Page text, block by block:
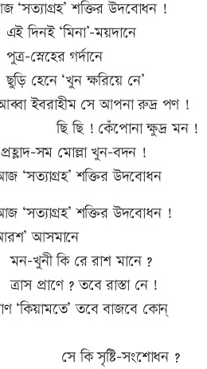
শক্তির উদবোধন !
ময়দানে
গর্দানে
ক্ষরিয়ে নে’
সে আপনা রুদ্র পণ !
ক্ষুদ্র মন !
সম মোল্লা খুন-বদন !
শক্তির উদবোধন
শক্তির উদবোধন !
আসমানে
রাশ মানে ?
তবে রাস্তা নে !
তবে বাজবে কোন্
সংশোধন ?